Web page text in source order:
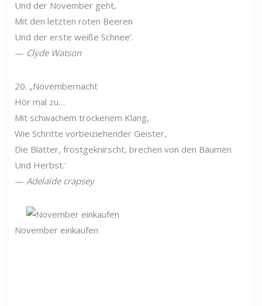
Und der November geht,
Mit den letzten roten Beeren
Und der erste weiße Schnee'.
— Clyde Watson
20. „Novembernacht
Hör mal zu…
Mit schwachem trockenem Klang,
Wie Schritte vorbeiziehender Geister,
Die Blätter, frostgeknirscht, brechen von den Bäumen
Und Herbst.'
— Adelaide crapsey
November einkaufen